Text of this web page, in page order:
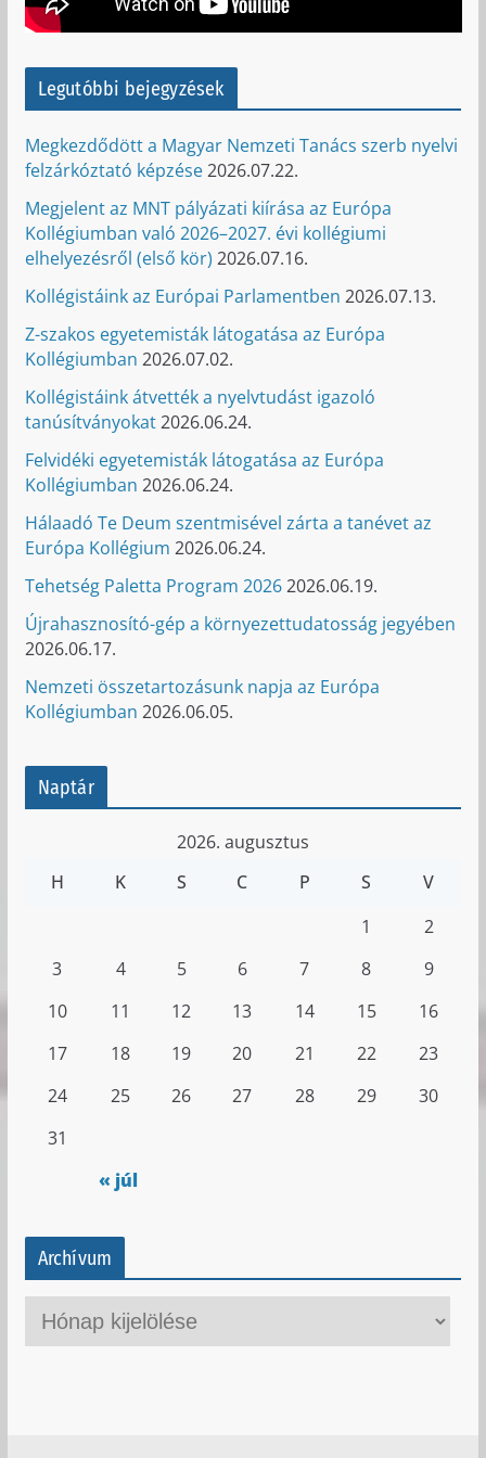
Legutóbbi bejegyzések
Megkezdődött a Magyar Nemzeti Tanács szerb nyelvi
felzárkóztató képzése2026.07.22.
Megjelent az MNT pályázati kiírása az Európa
Kollégiumban való 2026–2027. évi kollégiumi
elhelyezésről (első kör) 2026.07.16.
Kollégistáink az Európai Parlamentben 2026.07.13.
Z-szakos egyetemisták látogatása az Európa
Kollégiumban 2026.07.02.
Kollégistáink átvették a nyelvtudást igazoló
tanúsítványokat2026.06.24.
Felvidéki egyetemisták látogatása az Európa
Kollégiumban 2026.06.24.
Hálaadó Te Deum szentmisével zárta a tanévet az
Európa Kollégium 2026.06.24.
Tehetség Paletta Program 20262026.06.19.
Újrahasznosító-gép a környezettudatosság jegyében
2026.06.17.
Nemzeti összetartozásunk napja az Európa
Kollégiumban 2026.06.05.
Naptár
2026. augusztus
H
K S C P S V
« júl
1
2
3
4 5 6 7 8
9
10
11 12 13 14 15
16
17
18 19 20 21 22
23
24
25 26 27 28 29
30
31
Archívum
r